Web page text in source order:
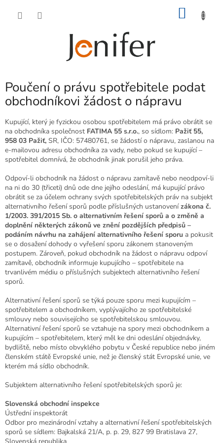
Poučení o právu spotřebitele podat
obchodníkovi žádost o nápravu
Kupující, který je fyzickou osobou spotřebitelem má právo obrátit se
na obchodníka společnost FATIMA 55 s.r.o., so sídlom: Pažiť 55,
958 03 Pažiť, SR, IČO: 57480761, se žádostí o nápravu, zaslanou na
e-mailovou adresu obchodníka za vady, nebo pokud se kupující –
spotřebitel domnívá, že obchodník jinak porušil jeho práva.
Odpoví-li obchodník na žádost o nápravu zamítavě nebo neodpoví-li
na ni do 30 (třiceti) dnů ode dne jejího odeslání, má kupující právo
obrátit se za účelem ochrany svých spotřebitelských práv na subjekt
alternativního řešení sporů podle příslušných ustanovenízákona č.
1/2003. 391/2015 Sb. o alternativním řešení sporů a o změně a
doplnění některých zákonů ve znění pozdějších předpisů –
podáním návrhu na zahájení alternativního řešení sporu a pokusit
se o dosažení dohody o vyřešení sporu zákonem stanoveným
postupem. Zároveň, pokud obchodník na žádost o nápravu odpoví
zamítavě, obchodník informuje kupujícího – spotřebitele na
trvanlivém médiu o příslušných subjektech alternativního řešení
sporů.
Alternativní řešení sporů se týká pouze sporu mezi kupujícím –
spotřebitelem a obchodníkem, vyplývajícího ze spotřebitelské
smlouvy nebo souvisejícího se spotřebitelskou smlouvou.
Alternativní řešení sporů se vztahuje na spory mezi obchodníkem a
kupujícím – spotřebitelem, který měl ke dni odeslání objednávky,
bydliště, nebo místo obvyklého pobytu v České republice nebo jiném
členském státě Evropské unie, než je členský stát Evropské unie, ve
kterém má sídlo obchodník.
Subjektem alternativního řešení spotřebitelských sporů je:
Slovenská obchodní inspekce
Ústřední inspektorát
Odbor pro mezinárodní vztahy a alternativní řešení spotřebitelských
sporů se sídlem: Bajkalská 21/A, p. p. 29, 827 99 Bratislava 27,